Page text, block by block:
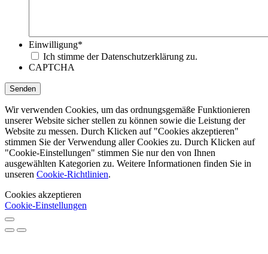
Einwilligung*
Ich stimme der Datenschutzerklärung zu.
CAPTCHA
Wir verwenden Cookies, um das ordnungsgemäße Funktionieren
unserer Website sicher stellen zu können sowie die Leistung der
Website zu messen. Durch Klicken auf "Cookies akzeptieren"
stimmen Sie der Verwendung aller Cookies zu. Durch Klicken auf
"Cookie-Einstellungen" stimmen Sie nur den von Ihnen
ausgewählten Kategorien zu. Weitere Informationen finden Sie in
unseren Cookie-Richtlinien.
Cookies akzeptieren
Cookie-Einstellungen